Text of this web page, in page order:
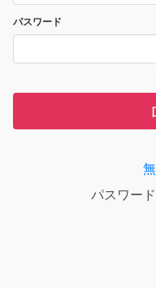
パスワード
パスワー